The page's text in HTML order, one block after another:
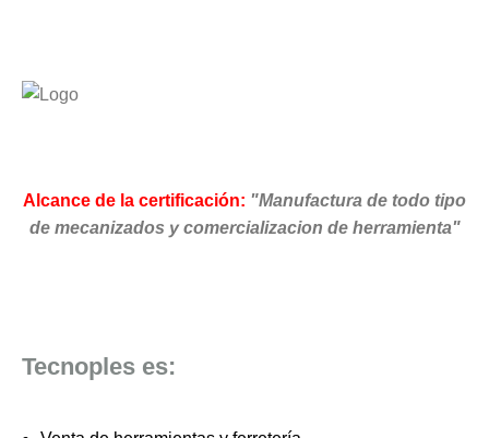
Alcance de la certificación: "Manufactura de todo tipo
de mecanizados y comercializacion de herramienta"
Tecnoples es: